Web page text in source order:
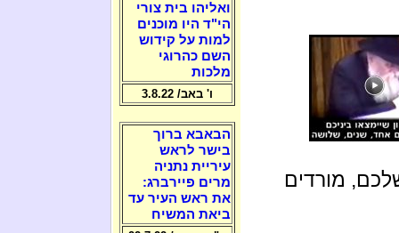
מורדים
ואליהו בית צורי
הי"ד היו מוכנים
למות על קידוש
השם כהרוגי
מלכות
ו' באב/ 3.8.22
הבאבא ברוך
בישר לראש
עיריית נתניה
מרים פיירברג:
את ראש העיר עד
ביאת המשיח